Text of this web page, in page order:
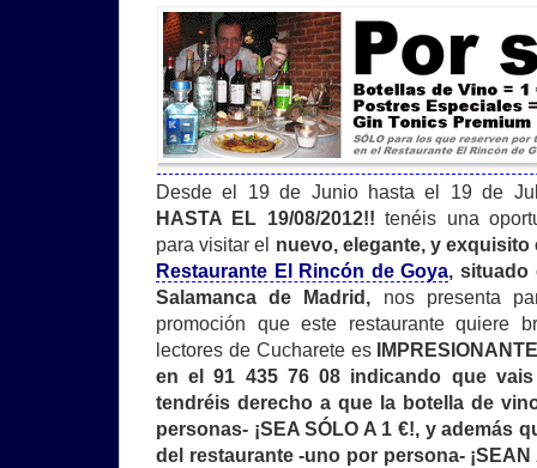
Desde el 19 de Junio hasta el 19 de
HASTA EL 19/08/2012!! tenéis una
para visitar el nuevo, elegante, y
Restaurante El Rincón de Goya, situado
Salamanca de Madrid, nos presenta
promoción que este restaurante quiere
lectores de Cucharete es
en el 91 435 76 08 indicando que
tendréis derecho a que la botella de
personas- ¡SEA SÓLO A 1 €!, y además
del restaurante -uno por persona-